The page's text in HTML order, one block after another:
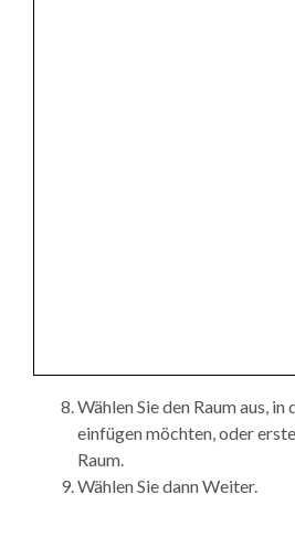
Wählen Sie den Raum aus,
einfügen möchten, oder
Raum.
Wählen Sie dann Weiter.